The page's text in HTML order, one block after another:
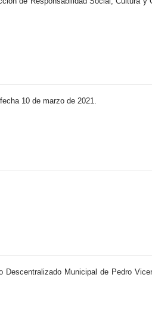
10 de marzo de 2021.
Municipal de Pedro